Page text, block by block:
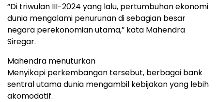
“Di triwulan III-2024 yang lalu, pertumbuhan ekonomi
dunia mengalami penurunan di sebagian besar
negara perekonomian utama,” kata Mahendra
Siregar.
Mahendra menuturkan
Menyikapi perkembangan tersebut, berbagai bank
sentral utama dunia mengambil kebijakan yang lebih
akomodatif.